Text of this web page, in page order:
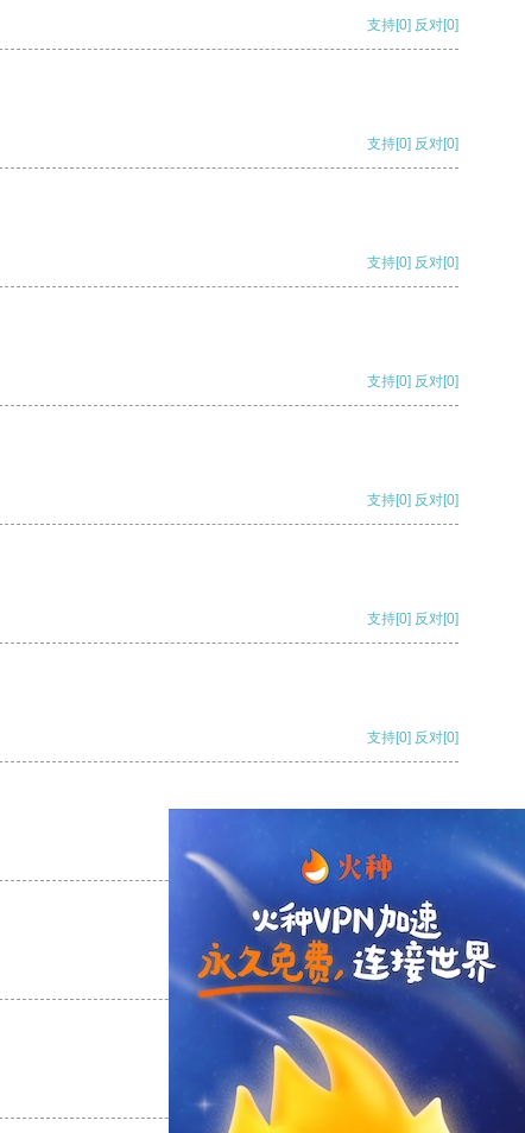
支持[0] 反对[0]
支持[0] 反对[0]
支持[0] 反对[0]
支持[0] 反对[0]
支持[0] 反对[0]
支持[0] 反对[0]
支持[0] 反对[0]
支持
支持[0] 反对[0]
支持[0] 反对[0]